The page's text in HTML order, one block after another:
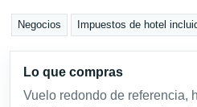
Negocios Impuestos de hotel
Lo que compras
Vuelo redondo de referencia,